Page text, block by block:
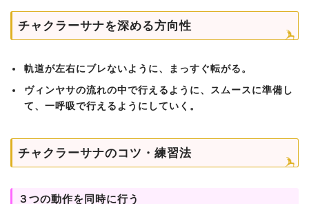
チャクラーサナを深める方向性
軌道が左右にブレないように、まっすぐ転がる。
ヴィンヤサの流れの中で行えるように、スムースに準備し
て、一呼吸で行えるようにしていく。
チャクラーサナのコツ・練習法
３つの動作を同時に行う